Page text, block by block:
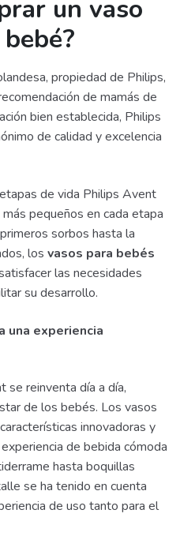
un vaso
propiedad de Philips,
de mamás de
bien establecida, Philips
de calidad y excelencia
de vida Philips Avent
pequeños en cada etapa
sorbos hasta la
los vasos para bebés
las necesidades
su desarrollo.
una experiencia
se reinventa día a día,
de los bebés. Los vasos
innovadoras y
de bebida cómoda
hasta boquillas
se ha tenido en cuenta
de uso tanto para el